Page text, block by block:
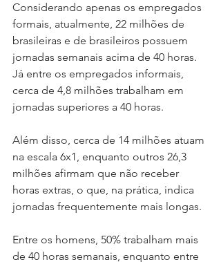
Considerando apenas os empregados
formais, atualmente, 22 milhões de
brasileiras e de brasileiros possuem
jornadas semanais acima de 40 horas.
Já entre os empregados informais,
cerca de 4,8 milhões trabalham em
jornadas superiores a 40 horas.
Além disso, cerca de 14 milhões atuam
na escala 6x1, enquanto outros 26,3
milhões afirmam que não receber
horas extras, o que, na prática, indica
jornadas frequentemente mais longas.
Entre os homens, 50% trabalham mais
de 40 horas semanais, enquanto entre